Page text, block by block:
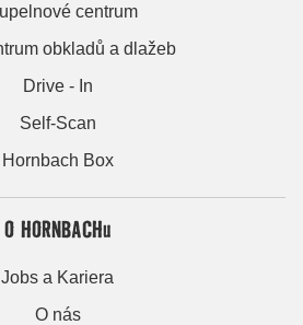
centrum
obkladů a dlažeb
Drive - In
Self-Scan
Hornbach Box
O HORNBACHu
Jobs a Kariera
O nás